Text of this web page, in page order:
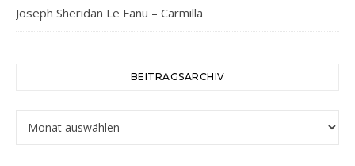
Joseph Sheridan Le Fanu – Carmilla
BEITRAGSARCHIV